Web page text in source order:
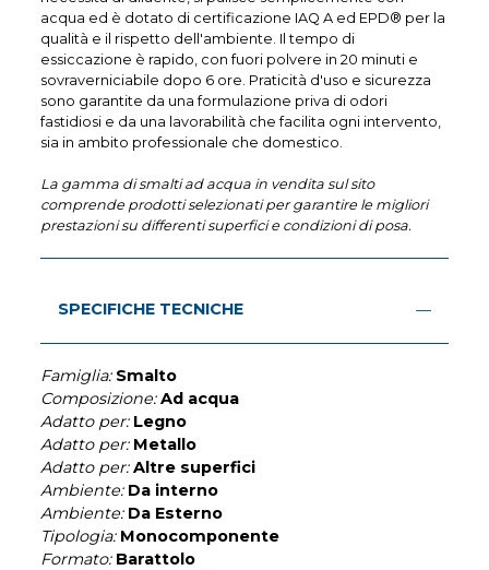
acqua ed è dotato di certificazione IAQ A ed EPD® per la
qualità e il rispetto dell'ambiente. Il tempo di
essiccazione è rapido, con fuori polvere in 20 minuti e
sovraverniciabile dopo 6 ore. Praticità d'uso e sicurezza
sono garantite da una formulazione priva di odori
fastidiosi e da una lavorabilità che facilita ogni intervento,
sia in ambito professionale che domestico.
La gamma di smalti ad acqua in vendita sul sito
comprende prodotti selezionati per garantire le migliori
prestazioni su differenti superfici e condizioni di posa.
SPECIFICHE TECNICHE
Famiglia: Smalto
Composizione: Ad acqua
Adatto per: Legno
Adatto per: Metallo
Adatto per: Altre superfici
Ambiente: Da interno
Ambiente: Da Esterno
Tipologia: Monocomponente
Formato: Barattolo